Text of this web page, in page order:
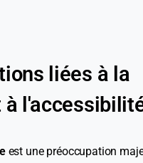
liées à la
à
est une préoccupation